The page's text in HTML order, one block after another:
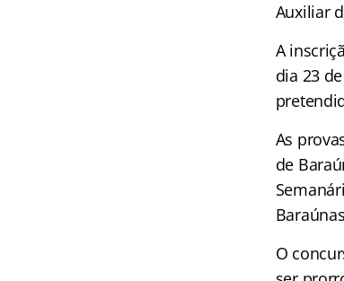
Auxiliar
A
dia 23
As
de
O